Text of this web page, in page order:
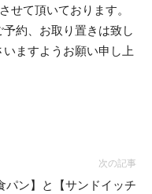
せて頂いております。
約、お取り置きは致し
ますようお願い申し上
次の記事
パン】と【サンドイッチ